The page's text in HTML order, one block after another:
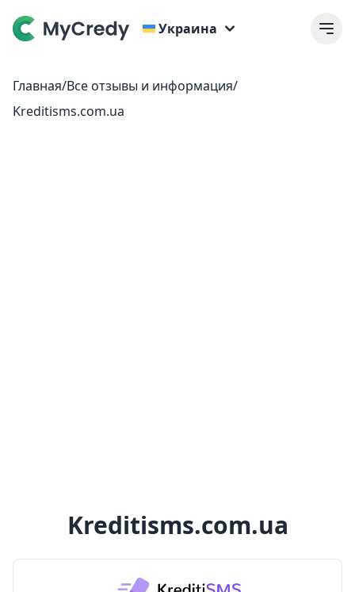
Украина
Главная/Все отзывы и информация/
Kreditisms.com.ua
Kreditisms.com.ua